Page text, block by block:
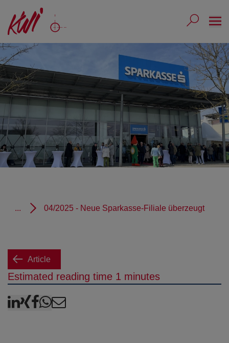
Submit
... 04/2025 - Neue Sparkasse-Filiale überzeugt
Article
Estimated reading time 1 minutes
LinkedIn
XING
Facebook
WhatsApp
E-Mail